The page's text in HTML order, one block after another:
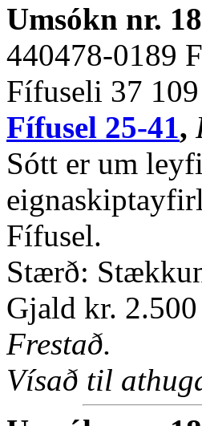
Umsókn nr.
440478-0189
Fífuseli 37
Fífusel 25-41,
Sótt er um
Fífusel.
Stærð:
Gjald kr.
Frestað.
Vísað til